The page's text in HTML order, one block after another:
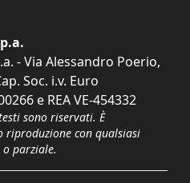
- Via Alessandro Poerio,
Soc. i.v. Euro
e REA VE-454332
sono riservati. È
riproduzione con qualsiasi
parziale.